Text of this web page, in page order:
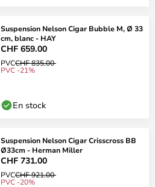
Suspension Nelson Cigar Bubble M, Ø 33
cm, blanc - HAY
CHF 659.00
PVCCHF 835.00
PVC -21%
En stock
Suspension Nelson Cigar Crisscross BB
Ø33cm - Herman Miller
CHF 731.00
PVCCHF 921.00
PVC -20%